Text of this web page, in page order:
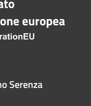
Serenza